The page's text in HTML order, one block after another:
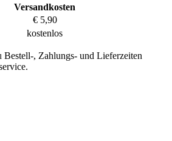
Versandkosten
€ 5,90
kostenlos
Bestell-, Zahlungs- und Lieferzeiten